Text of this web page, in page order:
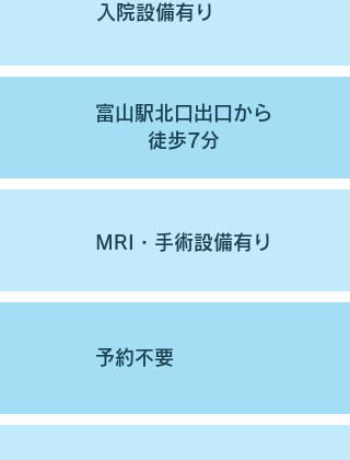
入院設備有り
富山駅北口出口から
徒歩7分
MRI・手術設備有り
予約不要